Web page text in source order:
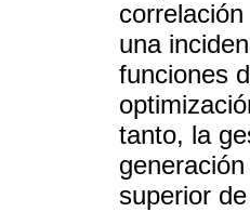
una
funciones
tanto, la
superior